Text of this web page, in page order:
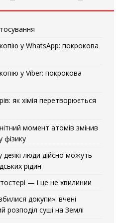
у WhatsApp: покрокова
у Viber: покрокова
як хімія перетворюється
момент атомів змінив
фізику
деякі люди дійсно можуть
рідин
— і це не хвилинии
докупи»: вчені
розподіл суші на Землі